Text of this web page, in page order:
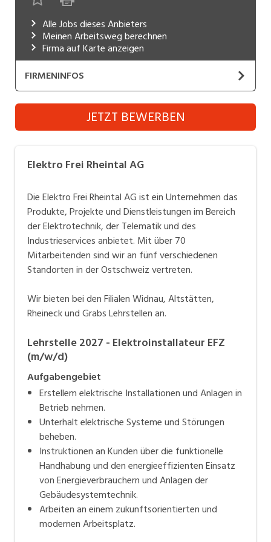
Produktion
Informatik, Telekommunikation
Kaufm. Berufe, Kundendienst, Verwaltung
Körperpflege, Wellness
Marketing, Kommunikation, Medien, Druck
Verkauf, Handel, Kundenberatung,
Aussendienst
Sicherheit, Rettung, Polizei, Zoll
Alle Jobs dieses Anbieters
Meinen Arbeitsweg berechnen
Firma auf Karte anzeigen
FIRMENINFOS
Elektro Frei Rheintal AG
Website
Die Elektro Frei Rheintal AG ist ein Unternehmen das
der Elektrotechnik, der Telematik und des
Industrieservices anbietet.
Mit mehr als 70 Mitarbeitenden sind wir an vier
verschiedenen Standorten in der Ostschweiz
vertreten.
JETZT BEWERBEN
Elektro Frei Rheintal AG
Die Elektro Frei Rheintal AG ist ein Unternehmen das
Produkte, Projekte und Dienstleistungen im Bereich
der Elektrotechnik, der Telematik und des
Industrieservices anbietet. Mit über 70
Mitarbeitenden sind wir an fünf verschiedenen
Standorten in der Ostschweiz vertreten.
Wir bieten bei den Filialen Widnau, Altstätten,
Rheineck und Grabs Lehrstellen an.
Lehrstelle 2027 - Elektroinstallateur EFZ
(m/w/d)
Aufgabengebiet
Erstellem elektrische Installationen und Anlagen in
Betrieb nehmen.
Unterhalt elektrische Systeme und Störungen
beheben.
Instruktionen an Kunden über die funktionelle
Handhabung und den energieeffizienten Einsatz
von Energieverbrauchern und Anlagen der
Gebäudesystemtechnik.
Arbeiten an einem zukunftsorientierten und
modernen Arbeitsplatz.